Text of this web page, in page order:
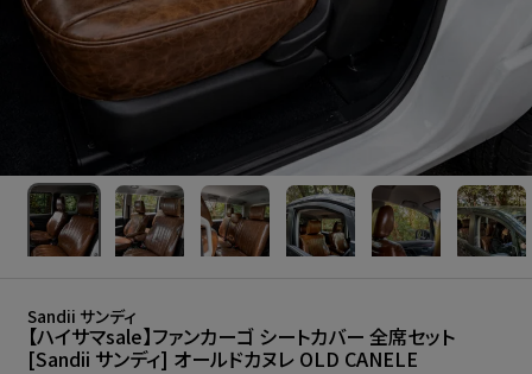
Sandii サンディ
【ハイサマsale】ファンカーゴ シートカバー 全席セット
[Sandii サンディ] オールドカヌレ OLD CANELE